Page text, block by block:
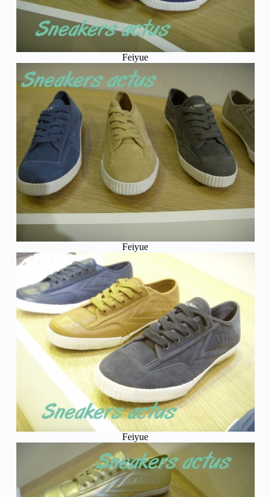
Feiyue
Feiyue
Feiyue